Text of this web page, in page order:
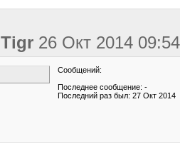
Tigr26 Окт 2014 09:54
Сообщений:
Последнее сообщение: -
Последний раз был: 27 Окт 2014